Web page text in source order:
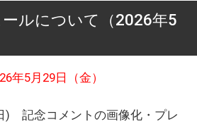
ルについて（2026年5
年5月29日（金）
) 記念コメントの画像化・プレ